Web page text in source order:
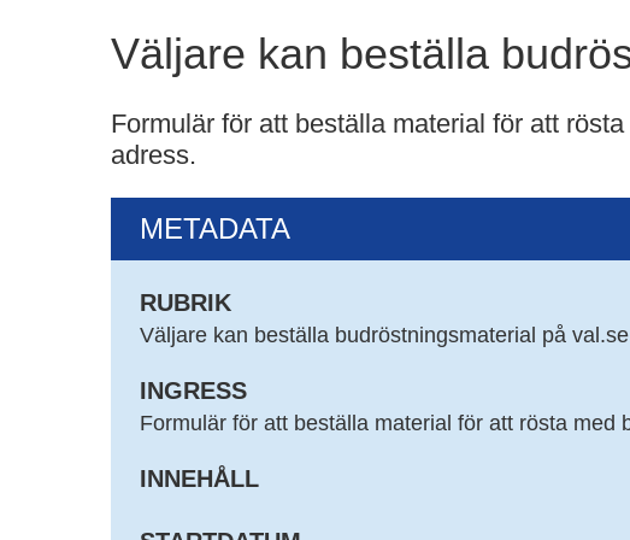
Väljare kan beställa
Formulär för att beställa material för att
adress.
METADATA
RUBRIK
Väljare kan beställa budröstningsmaterial på val.se
INGRESS
Formulär för att beställa material för att rösta
INNEHÅLL